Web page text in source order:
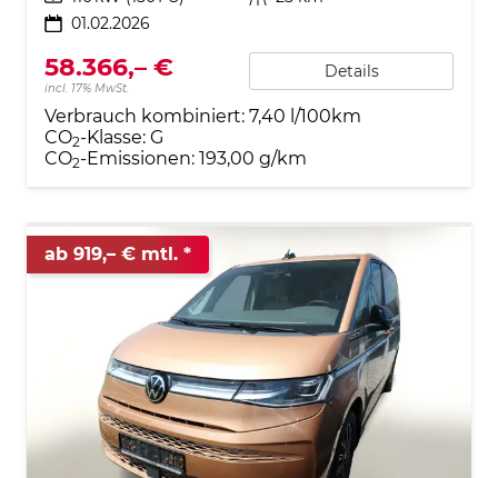
01.02.2026
58.366,– €
incl. 17% MwSt.
Details
Verbrauch kombiniert: 7,40 l/100km
CO2-Klasse: G
CO2-Emissionen: 193,00 g/km
ab 919,– € mtl.